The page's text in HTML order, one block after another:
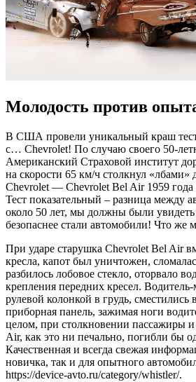
Молодость против
В США провели уникальный краш тест
с… Chevrolet! По случаю своего 50-
Американский Страховой институт
на скорости 65 км/ч столкнул «лбами»
Chevrolet — Chevrolet Bel Air 1959
Тест показательный – разница между
около 50 лет, мы должны были увидеть
безопаснее стали автомобили! Что же
При ударе старушка Chevrolet Bel Air
кресла, капот был уничтожен,
разбилось лобовое стекло, оторвало
крепления передних кресел.
рулевой колонкой в грудь, сместились
приборная панель, зажимая ноги
целом, при столкновении пассажиры и
Air, как это ни печально, погибли бы
Качественная и всегда свежая
новичка, так и для опытного
https://device-avto.ru/category/whistler/.